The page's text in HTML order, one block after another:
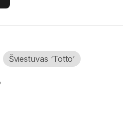
Šviestuvas ‘Totto’